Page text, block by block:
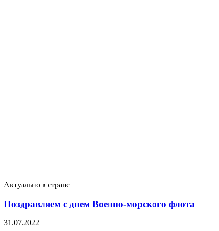
Актуально в стране
Поздравляем с днем Военно-морского флота
31.07.2022